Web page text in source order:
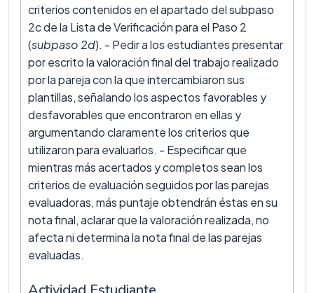
criterios contenidos en el apartado del subpaso
2c de la Lista de Verificación para el Paso 2
(subpaso 2d). - Pedir a los estudiantes presentar
por escrito la valoración final del trabajo realizado
por la pareja con la que intercambiaron sus
plantillas, señalando los aspectos favorables y
desfavorables que encontraron en ellas y
argumentando claramente los criterios que
utilizaron para evaluarlos. - Especificar que
mientras más acertados y completos sean los
criterios de evaluación seguidos por las parejas
evaluadoras, más puntaje obtendrán éstas en su
nota final, aclarar que la valoración realizada, no
afecta ni determina la nota final de las parejas
evaluadas.